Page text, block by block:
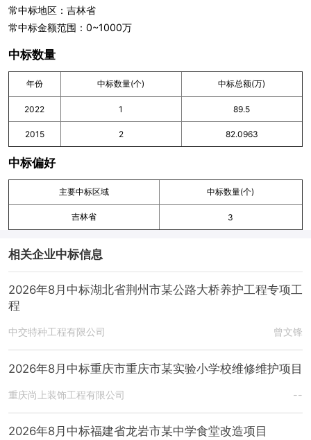
常中标地区：吉林省
常中标金额范围：0~1000万
中标数量
年份 中标数量(个) 中标总额(万)
2022 1 89.5
2015 2 82.0963
中标偏好
主要中标区域 中标数量(个)
吉林省 3
相关企业中标信息
2026年8月中标湖北省荆州市某公路大桥养护工程专项工
程
中交特种工程有限公司 曾文锋
2026年8月中标重庆市重庆市某实验小学校维修维护项目
重庆尚上装饰工程有限公司 --
2026年8月中标福建省龙岩市某中学食堂改造项目